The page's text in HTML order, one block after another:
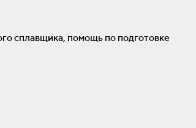
сплавщика, помощь по подготовке